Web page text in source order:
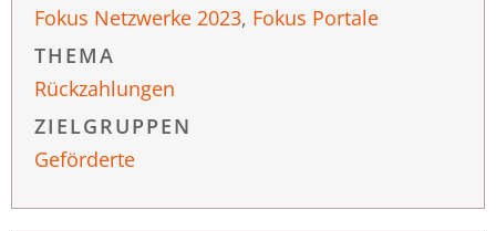
Fokus Netzwerke 2023, Fokus Portale
THEMA
Rückzahlungen
ZIELGRUPPEN
Geförderte